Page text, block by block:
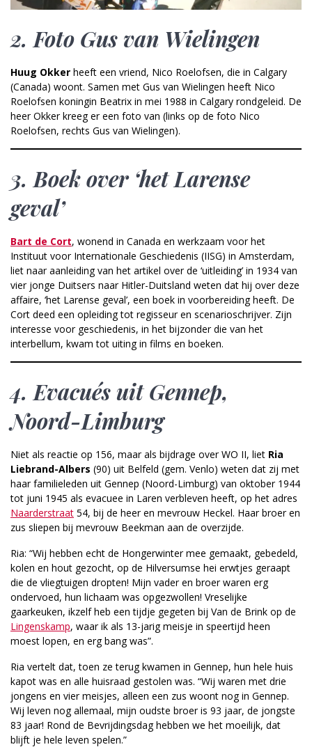
2. Foto Gus van Wielingen
Huug Okker heeft een vriend, Nico Roelofsen, die in Calgary
(Canada) woont. Samen met Gus van Wielingen heeft Nico
Roelofsen koningin Beatrix in mei 1988 in Calgary rondgeleid. De
heer Okker kreeg er een foto van (links op de foto Nico
Roelofsen, rechts Gus van Wielingen).
3. Boek over ‘het Larense
geval’
Bart de Cort, wonend in Canada en werkzaam voor het
Instituut voor Internationale Geschiedenis (IISG) in Amsterdam,
liet naar aanleiding van het artikel over de ‘uitleiding’ in 1934 van
vier jonge Duitsers naar Hitler-Duitsland weten dat hij over deze
affaire, ‘het Larense geval’, een boek in voorbereiding heeft. De
Cort deed een opleiding tot regisseur en scenarioschrijver. Zijn
interesse voor geschiedenis, in het bijzonder die van het
interbellum, kwam tot uiting in films en boeken.
4. Evacués uit Gennep,
Noord-Limburg
Niet als reactie op 156, maar als bijdrage over WO II, liet Ria
Liebrand-Albers (90) uit Belfeld (gem. Venlo) weten dat zij met
haar familieleden uit Gennep (Noord-Limburg) van oktober 1944
tot juni 1945 als evacuee in Laren verbleven heeft, op het adres
Naarderstraat 54, bij de heer en mevrouw Heckel. Haar broer en
zus sliepen bij mevrouw Beekman aan de overzijde.
Ria: “Wij hebben echt de Hongerwinter mee gemaakt, gebedeld,
kolen en hout gezocht, op de Hilversumse hei erwtjes geraapt
die de vliegtuigen dropten! Mijn vader en broer waren erg
ondervoed, hun lichaam was opgezwollen! Vreselijke
gaarkeuken, ikzelf heb een tijdje gegeten bij Van de Brink op de
Lingenskamp, waar ik als 13-jarig meisje in speertijd heen
moest lopen, en erg bang was”.
Ria vertelt dat, toen ze terug kwamen in Gennep, hun hele huis
kapot was en alle huisraad gestolen was. “Wij waren met drie
jongens en vier meisjes, alleen een zus woont nog in Gennep.
Wij leven nog allemaal, mijn oudste broer is 93 jaar, de jongste
83 jaar! Rond de Bevrijdingsdag hebben we het moeilijk, dat
blijft je hele leven spelen.”